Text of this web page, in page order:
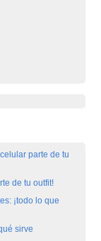
parte de tu
de tu outfit!
¡todo lo que
sirve